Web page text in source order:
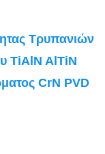
Τρυπανιών
TiAlN AlTiN
CrN PVD